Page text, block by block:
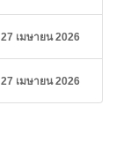
27 เมษายน 2026
27 เมษายน 2026